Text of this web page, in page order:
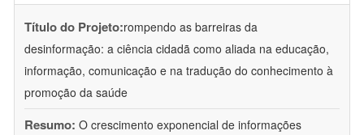
Título do Projeto:rompendo as barreiras da
desinformação: a ciência cidadã como aliada na educação,
informação, comunicação e na tradução do conhecimento à
promoção da saúde
Resumo: O crescimento exponencial de informações